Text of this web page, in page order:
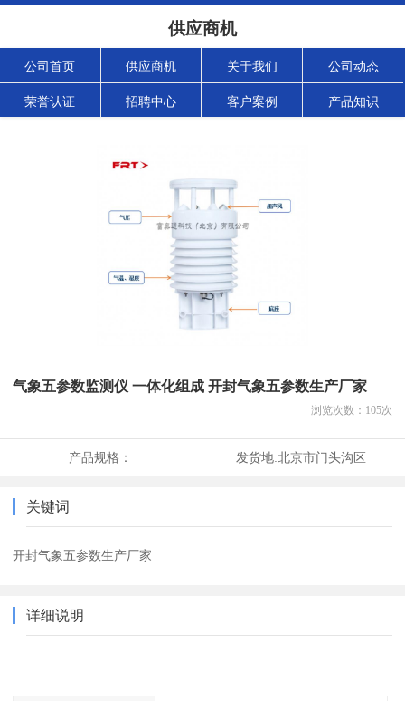
供应商机
公司首页 供应商机 关于我们 公司动态
荣誉认证 招聘中心 客户案例 产品知识
气象五参数监测仪 一体化组成 开封气象五参数生产厂家
浏览次数： 105次
产品规格： 发货地:北京市门头沟区
关键词
开封气象五参数生产厂家
详细说明